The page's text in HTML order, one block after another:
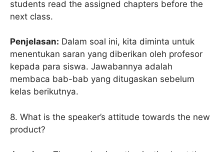
students read the assigned chapters before the
next class.
Penjelasan: Dalam soal ini, kita diminta untuk
menentukan saran yang diberikan oleh profesor
kepada para siswa. Jawabannya adalah
membaca bab-bab yang ditugaskan sebelum
kelas berikutnya.
8. What is the speaker’s attitude towards the new
product?